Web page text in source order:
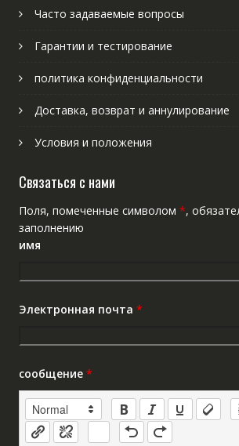
Часто задаваемые вопросы
Гарантии и тестирование
политика конфиденциальности
Доставка, возврат и аннулирование
Условия и положения
Связаться с нами
Поля, помеченные символом *,
заполнению
имя
Электронная почта *
сообщение *